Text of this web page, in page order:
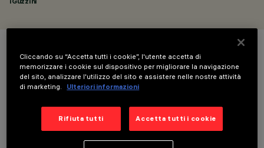
COLORE
Cliccando su “Accetta tutti i cookie”, l'utente accetta di
memorizzare i cookie sul dispositivo per migliorare la navigazione
del sito, analizzare l'utilizzo del sito e assistere nelle nostre attività
di marketing.
Ulteriori informazioni
Rifiuta tutti Accetta tutti i cookie